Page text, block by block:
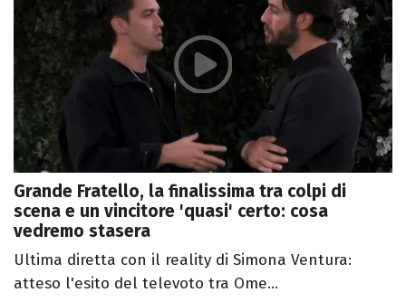
Grande Fratello, la finalissima tra colpi di
scena e un vincitore 'quasi' certo: cosa
vedremo stasera
Ultima diretta con il reality di Simona Ventura:
atteso l'esito del televoto tra Ome...